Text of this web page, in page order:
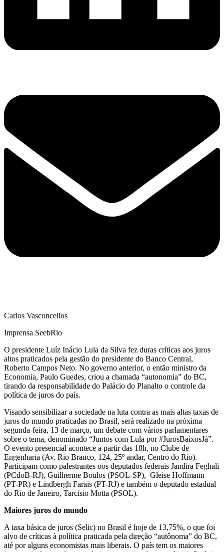
Carlos Vasconcellos
Imprensa SeebRio
O presidente Luíz Inácio Lula da Silva fez duras críticas aos juros
altos praticados pela gestão do presidente do Banco Central,
Roberto Campos Neto. No governo anterior, o então ministro da
Economia, Paulo Guedes, criou a chamada “autonomia” do BC,
tirando da responsabilidade do Palácio do Planalto o controle da
política de juros do país.
Visando sensibilizar a sociedade na luta contra as mais altas taxas de
juros do mundo praticadas no Brasil, será realizado na próxima
segunda-feira, 13 de março, um debate com vários parlamentares
sobre o tema, denominado “Juntos com Lula por #JurosBaixosJá”.
O evento presencial acontece a partir das 18h, no Clube de
Engenharia (Av. Rio Branco, 124, 25º andar, Centro do Rio).
Participam como palestrantes oos deputados federais Jandira Feghali
(PCdoB-RJ), Guilherme Boulos (PSOL-SP), Gleise Hoffmann
(PT-PR) e Lindbergh Farais (PT-RJ) e também o deputado estadual
do Rio de Janeiro, Tarcísio Motta (PSOL).
Maiores juros do mundo
A taxa básica de juros (Selic) no Brasil é hoje de 13,75%, o que foi
alvo de críticas à política praticada pela direção “autônoma” do BC,
até por alguns economistas mais liberais. O país tem os maiores